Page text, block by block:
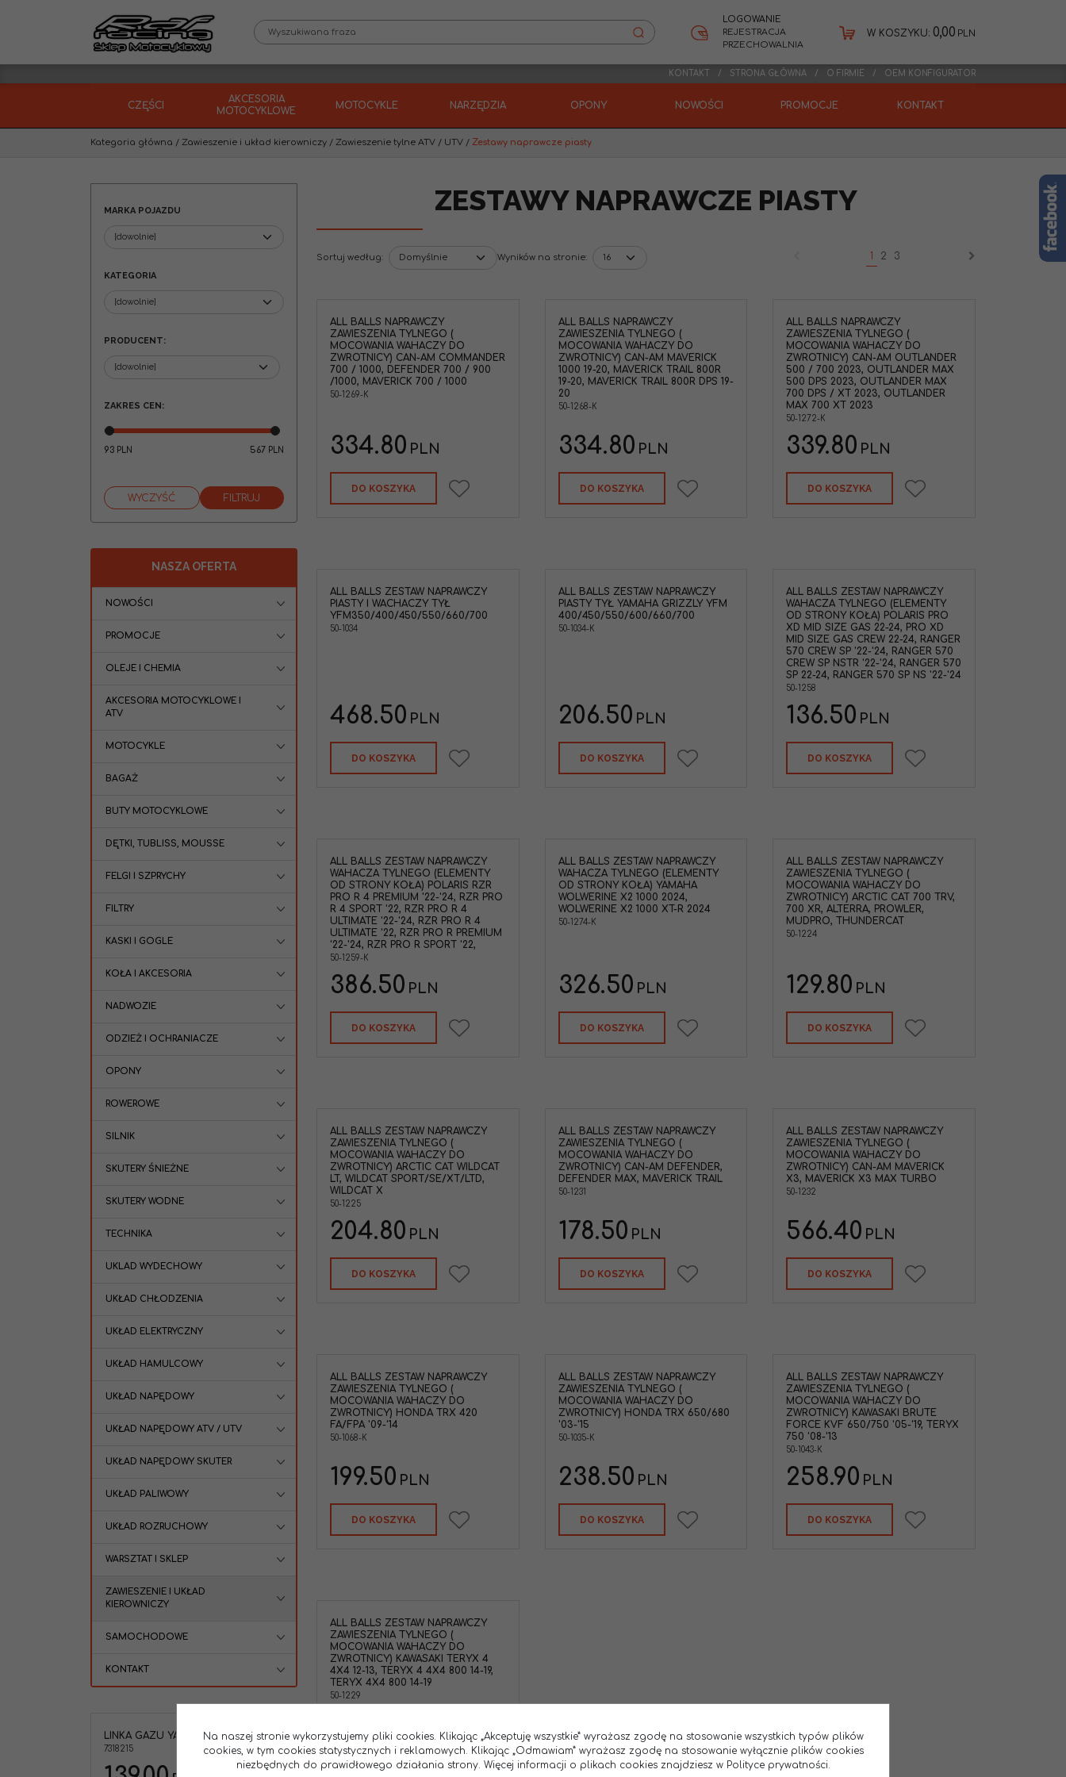
LOGOWANIE
REJESTRACJA
PRZECHOWALNIA
W KOSZYKU: 0,00 PLN
KONTAKT STRONA GŁÓWNA O FIRMIE OEM KONFIGURATOR
CZĘŚCI
AKCESORIA
MOTOCYKLOWE
MOTOCYKLE NARZĘDZIA OPONY NOWOŚCI PROMOCJE KONTAKT
Kategoria główna / Zawieszenie i układ kierowniczy / Zawieszenie tylne ATV / UTV / Zestawy naprawcze piasty
ZESTAWY NAPRAWCZE PIASTY
Sortuj według: Wyników na stronie: 1 2 3
ALL BALLS NAPRAWCZY
ZAWIESZENIA TYLNEGO (
MOCOWANIA WAHACZY DO
ZWROTNICY) CAN-AM COMMANDER
700 / 1000, DEFENDER 700 / 900
/1000, MAVERICK 700 / 1000
50-1269-K
334.80 PLN
DO KOSZYKA
ALL BALLS NAPRAWCZY
ZAWIESZENIA TYLNEGO (
MOCOWANIA WAHACZY DO
ZWROTNICY) CAN-AM MAVERICK
1000 19-20, MAVERICK TRAIL 800R
19-20, MAVERICK TRAIL 800R DPS 19-
20
50-1268-K
334.80 PLN
DO KOSZYKA
ALL BALLS NAPRAWCZY
ZAWIESZENIA TYLNEGO (
MOCOWANIA WAHACZY DO
ZWROTNICY) CAN-AM OUTLANDER
500 / 700 2023, OUTLANDER MAX
500 DPS 2023, OUTLANDER MAX
700 DPS / XT 2023, OUTLANDER
MAX 700 XT 2023
50-1272-K
339.80 PLN
DO KOSZYKA
piasty i wahaczy tył Yamaha
YFM600 YFM660 YFM700
ALL BALLS ZESTAW NAPRAWCZY
PIASTY I WACHACZY TYŁ
YFM350/400/450/550/660/700
50-1034
468.50 PLN
DO KOSZYKA
All Balls 50-1034-K Zestaw naprawczy
tulei piasty tylnej Yamaha YFM350
YFM400 YFM450 YFM550 YFM600
ALL BALLS ZESTAW NAPRAWCZY
PIASTY TYŁ YAMAHA GRIZZLY YFM
400/450/550/600/660/700
50-1034-K
206.50 PLN
DO KOSZYKA
ALL BALLS ZESTAW NAPRAWCZY
WAHACZA TYLNEGO (ELEMENTY
OD STRONY KOŁA) POLARIS PRO
XD MID SIZE GAS 22-24, PRO XD
MID SIZE GAS CREW 22-24, RANGER
570 CREW SP '22-'24, RANGER 570
CREW SP NSTR '22-'24, RANGER 570
SP 22-24, RANGER 570 SP NS '22-'24
50-1258
136.50 PLN
DO KOSZYKA
ALL BALLS ZESTAW NAPRAWCZY
WAHACZA TYLNEGO (ELEMENTY
OD STRONY KOŁA) POLARIS RZR
PRO R 4 PREMIUM '22-'24, RZR PRO
R 4 SPORT '22, RZR PRO R 4
ULTIMATE '22-'24, RZR PRO R 4
ULTIMATE '22, RZR PRO R PREMIUM
'22-'24, RZR PRO R SPORT '22,
50-1259-K
386.50 PLN
DO KOSZYKA
ALL BALLS ZESTAW NAPRAWCZY
WAHACZA TYLNEGO (ELEMENTY
OD STRONY KOŁA) YAMAHA
WOLWERINE X2 1000 2024,
WOLWERINE X2 1000 XT-R 2024
50-1274-K
326.50 PLN
DO KOSZYKA
ALL BALLS ZESTAW NAPRAWCZY
ZAWIESZENIA TYLNEGO (
MOCOWANIA WAHACZY DO
ZWROTNICY) ARCTIC CAT 700 TRV,
700 XR, ALTERRA, PROWLER,
MUDPRO, THUNDERCAT
50-1224
129.80 PLN
DO KOSZYKA
ALL BALLS ZESTAW NAPRAWCZY
ZAWIESZENIA TYLNEGO (
MOCOWANIA WAHACZY DO
ZWROTNICY) ARCTIC CAT WILDCAT
LT, WILDCAT SPORT/SE/XT/LTD,
WILDCAT X
50-1225
204.80 PLN
DO KOSZYKA
All Balls tulejki piasty Can Am
Maverick Defender Traxter
Marka pojazdu: CAN-AM
ALL BALLS ZESTAW NAPRAWCZY
ZAWIESZENIA TYLNEGO (
MOCOWANIA WAHACZY DO
ZWROTNICY) CAN-AM DEFENDER,
DEFENDER MAX, MAVERICK TRAIL
50-1231
178.50 PLN
DO KOSZYKA
ALL BALLS ZESTAW NAPRAWCZY
ZAWIESZENIA TYLNEGO (
MOCOWANIA WAHACZY DO
ZWROTNICY) CAN-AM MAVERICK
X3, MAVERICK X3 MAX TURBO
50-1232
566.40 PLN
DO KOSZYKA
ALL BALLS ZESTAW NAPRAWCZY
ZAWIESZENIA TYLNEGO (
MOCOWANIA WAHACZY DO
ZWROTNICY) HONDA TRX 420
FA/FPA '09-'14
50-1068-K
199.50 PLN
DO KOSZYKA
ALL BALLS ZESTAW NAPRAWCZY
ZAWIESZENIA TYLNEGO (
MOCOWANIA WAHACZY DO
ZWROTNICY) HONDA TRX 650/680
'03-'15
50-1035-K
238.50 PLN
DO KOSZYKA
ALL BALLS ZESTAW NAPRAWCZY
ZAWIESZENIA TYLNEGO (
MOCOWANIA WAHACZY DO
ZWROTNICY) KAWASAKI BRUTE
FORCE KVF 650/750 '05-'19, TERYX
750 '08-'13
50-1043-K
258.90 PLN
DO KOSZYKA
ALL BALLS ZESTAW NAPRAWCZY
ZAWIESZENIA TYLNEGO (
MOCOWANIA WAHACZY DO
ZWROTNICY) KAWASAKI TERYX 4
4X4 12-13, TERYX 4 4X4 800 14-19,
TERYX 4X4 800 14-19
50-1229
ZOBACZ
MARKA POJAZDU
KATEGORIA
PRODUCENT:
ZAKRES CEN:
93 PLN 567 PLN
NASZA OFERTA
NOWOŚCI
PROMOCJE
OLEJE I CHEMIA
AKCESORIA MOTOCYKLOWE I
ATV
MOTOCYKLE
BAGAŻ
BUTY MOTOCYKLOWE
DĘTKI, TUBLISS, MOUSSE
FELGI I SZPRYCHY
FILTRY
KASKI I GOGLE
KOŁA I AKCESORIA
NADWOZIE
ODZIEŻ I OCHRANIACZE
OPONY
ROWEROWE
SILNIK
SKUTERY ŚNIEŻNE
SKUTERY WODNE
TECHNIKA
UKLAD WYDECHOWY
UKŁAD CHŁODZENIA
UKŁAD ELEKTRYCZNY
UKŁAD HAMULCOWY
UKŁAD NAPĘDOWY
UKŁAD NAPĘDOWY ATV / UTV
UKŁAD NAPĘDOWY SKUTER
UKŁAD PALIWOWY
UKŁAD ROZRUCHOWY
WARSZTAT I SKLEP
ZAWIESZENIE I UKŁAD
KIEROWNICZY
SAMOCHODOWE
KONTAKT
LINKA GAZU YAMAHA FZ1 06-15
7318215
Na naszej stronie wykorzystujemy pliki cookies. Klikając „Akceptuję wszystkie” wyrażasz zgodę na stosowanie wszystkich typów plików
cookies, w tym cookies statystycznych i reklamowych. Klikając „Odmawiam” wyrażasz zgodę na stosowanie wyłącznie plików cookies
niezbędnych do prawidłowego działania strony. Więcej informacji o plikach cookies znajdziesz w Polityce prywatności.